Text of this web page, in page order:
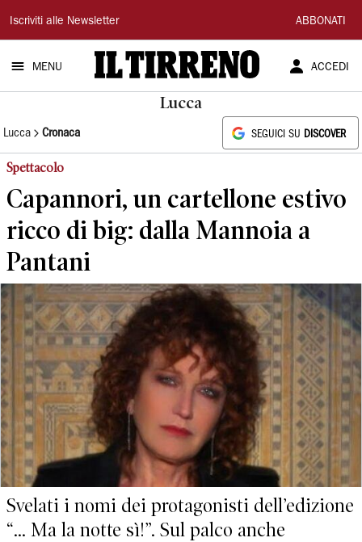
Il
Tirreno
Iscriviti alle Newsletter ABBONATI
MENU ACCEDI
Lucca
Lucca Cronaca SEGUICI SU DISCOVER
Spettacolo
Capannori, un cartellone estivo
ricco di big: dalla Mannoia a
Pantani
Svelati i nomi dei protagonisti dell’edizione
“... Ma la notte sì!”. Sul palco anche